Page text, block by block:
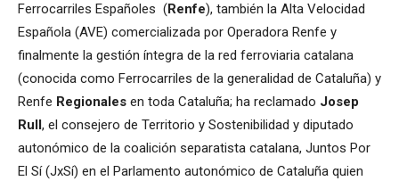
Ferrocarriles Españoles (Renfe), también la Alta Velocidad
Española (AVE) comercializada por Operadora Renfe y
finalmente la gestión íntegra de la red ferroviaria catalana
(conocida como Ferrocarriles de la generalidad de Cataluña) y
Renfe Regionales en toda Cataluña; ha reclamado Josep
Rull, el consejero de Territorio y Sostenibilidad y diputado
autonómico de la coalición separatista catalana, Juntos Por
El Sí (JxSí) en el Parlamento autonómico de Cataluña quien